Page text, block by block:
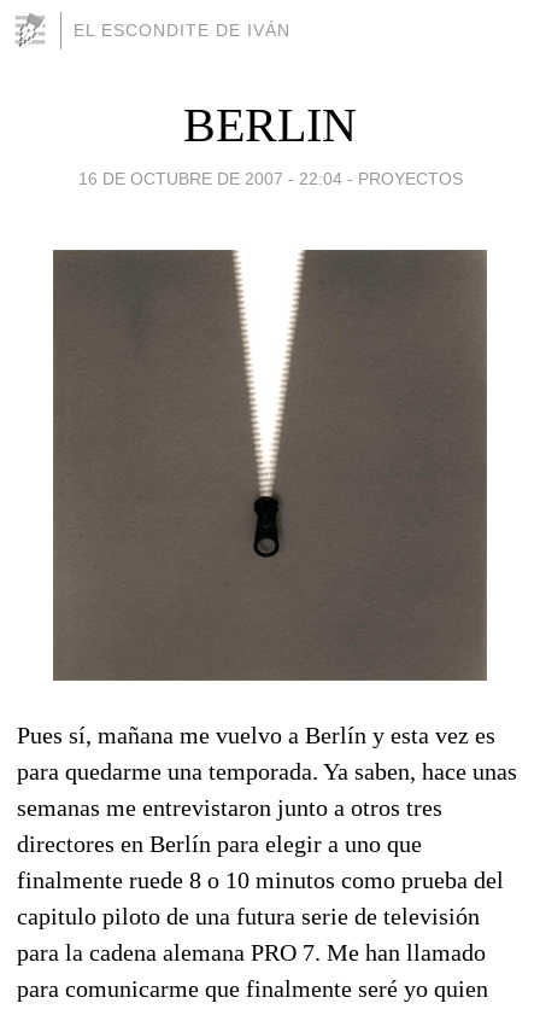
EL ESCONDITE DE IVÁN
BERLIN
16 DE OCTUBRE DE 2007 - 22:04 - PROYECTOS
Pues sí, mañana me vuelvo a Berlín y esta vez es
para quedarme una temporada. Ya saben, hace unas
semanas me entrevistaron junto a otros tres
directores en Berlín para elegir a uno que
finalmente ruede 8 o 10 minutos como prueba del
capitulo piloto de una futura serie de televisión
para la cadena alemana PRO 7. Me han llamado
para comunicarme que finalmente seré yo quien